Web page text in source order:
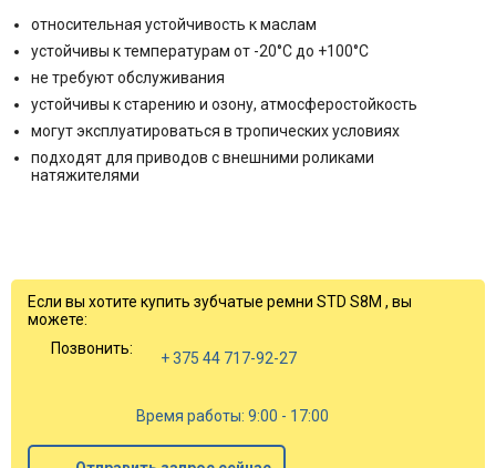
относительная устойчивость к маслам
устойчивы к температурам от -20°C до +100°C
не требуют обслуживания
устойчивы к старению и озону, атмосферостойкость
могут эксплуатироваться в тропических условиях
подходят для приводов с внешними роликами
натяжителями
Если вы хотите купить зубчатые ремни STD S8M , вы
можете:
Позвонить:
+ 375 44 717-92-27
Время работы: 9:00 - 17:00